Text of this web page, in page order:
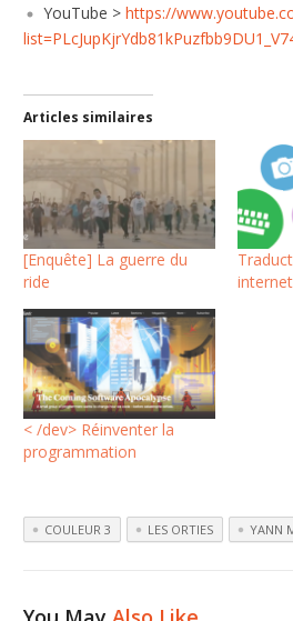
YouTube >https://
Articles similaires
[Enquête] La guerre du
ride
< /dev> Réinventer la
programmation
COULEUR 3 LES ORTIES YANN